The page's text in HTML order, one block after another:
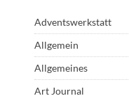
Adventswerkstatt
Allgemein
Allgemeines
Art Journal